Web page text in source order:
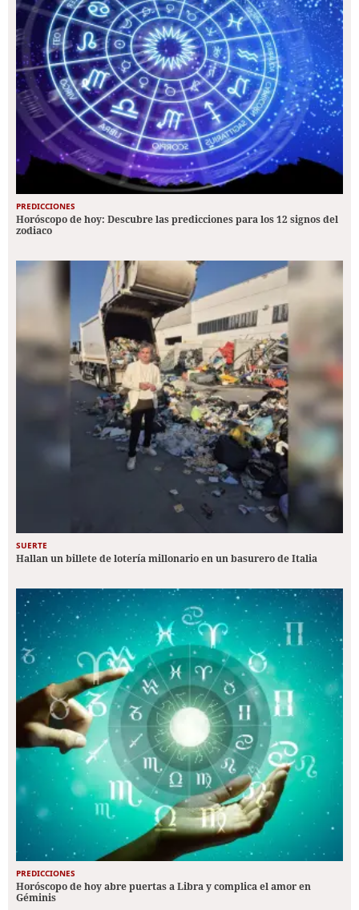
PREDICCIONES
Horóscopo de hoy: Descubre las predicciones para los 12 signos del
zodiaco
SUERTE
Hallan un billete de lotería millonario en un basurero de Italia
PREDICCIONES
Horóscopo de hoy abre puertas a Libra y complica el amor en
Géminis